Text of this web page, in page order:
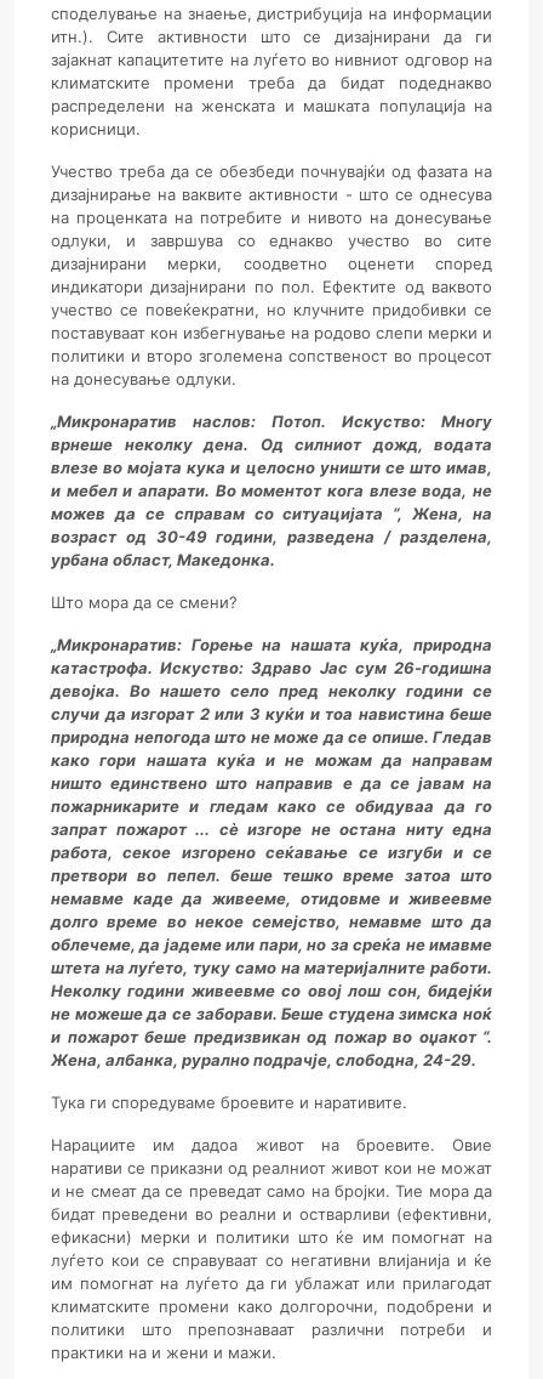
споделување на знаење, дистрибуција на информации
итн.). Сите активности што се дизајнирани да ги
зајакнат капацитетите на луѓето во нивниот одговор на
климатските промени треба да бидат подеднакво
распределени на женската и машката популација на
корисници.
Учество треба да се обезбеди почнувајќи од фазата на
дизајнирање на ваквите активности - што се однесува
на проценката на потребите и нивото на донесување
одлуки, и завршува со еднакво учество во сите
дизајнирани мерки, соодветно оценети според
индикатори дизајнирани по пол. Ефектите од ваквото
учество се повеќекратни, но клучните придобивки се
поставуваат кон избегнување на родово слепи мерки и
политики и второ зголемена сопственост во процесот
на донесување одлуки.
„Микронаратив наслов: Потоп. Искуство: Многу
врнеше неколку дена. Од силниот дожд, водата
влезе во мојата кука и целосно уништи се што имав,
и мебел и апарати. Во моментот кога влезе вода, не
можев да се справам со ситуацијата “, Жена, на
возраст од 30-49 години, разведена / разделена,
урбана област, Македонка.
Што мора да се смени?
„Микронаратив: Горење на нашата куќа, природна
катастрофа. Искуство: Здраво Јас сум 26-годишна
девојка. Во нашето село пред неколку години се
случи да изгорат 2 или 3 куќи и тоа навистина беше
природна непогода што не може да се опише. Гледав
како гори нашата куќа и не можам да направам
ништо единствено што направив еда се јавам на
пожарникарите и гледам како се обидуваа да го
запрат пожарот ... сè изгоре не остана ниту една
работа, секое изгорено сеќавање се изгуби и се
претвори во пепел. беше тешко време затоа што
немавме каде да живееме, отидовме и живеевме
долго време во некое семејство, немавме што да
облечеме, да јадеме или пари, но за среќа не имавме
штета на луѓето, туку само на материјалните работи.
Неколку години живеевме со овој лош сон, бидејќи
не можеше да се заборави. Беше студена зимска ноќ
и пожарот беше предизвикан од пожар во оџакот “.
Жена, албанка, рурално подрачје, слободна, 24-29.
Тука ги споредуваме броевите и наративите.
Нарациите им дадоа живот на броевите. Овие
наративи се приказни од реалниот живот кои не можат
и не смеат да се преведат само на бројки. Тие мора да
бидат преведени во реални и остварливи (ефективни,
ефикасни) мерки и политики што ќе им помогнат на
луѓето кои се справуваат со негативни влијанија и ќе
им помогнат на луѓето да ги ублажат или прилагодат
климатските промени како долгорочни, подобрени и
политики што препознаваат различни потреби и
практики на и жени и мажи.